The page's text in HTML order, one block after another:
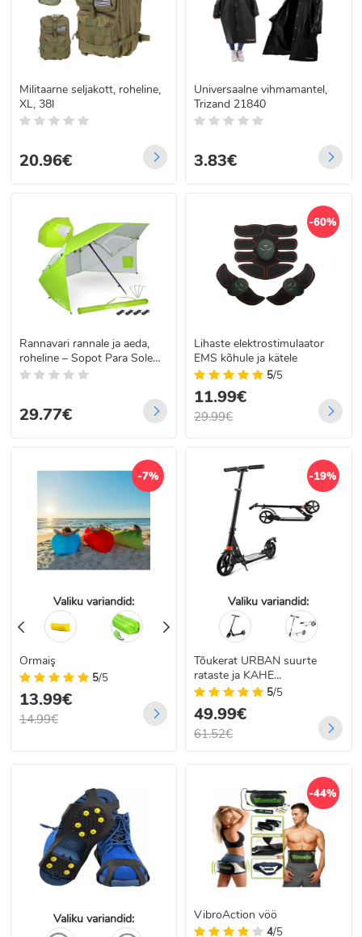
Militaarne seljakott, roheline,
XL, 38l
20.96€
Universaalne vihmamantel,
Trizand 21840
3.83€
Rannavari rannale ja aeda,
roheline – Sopot Para Sole
UPF 50+ SP0784
29.77€
-60%
Lihaste elektrostimulaator
EMS kõhule ja kätele
5/5
11.99€
29.99€
-7%
Valiku variandid:
Ormaiş
5/5
13.99€
14.99€
-19%
Valiku variandid:
Tõukerat URBAN suurte
rataste ja KAHE
pehmendusega5/5
49.99€
61.52€
Valiku variandid:
-44%
VibroAction vöö
4/5